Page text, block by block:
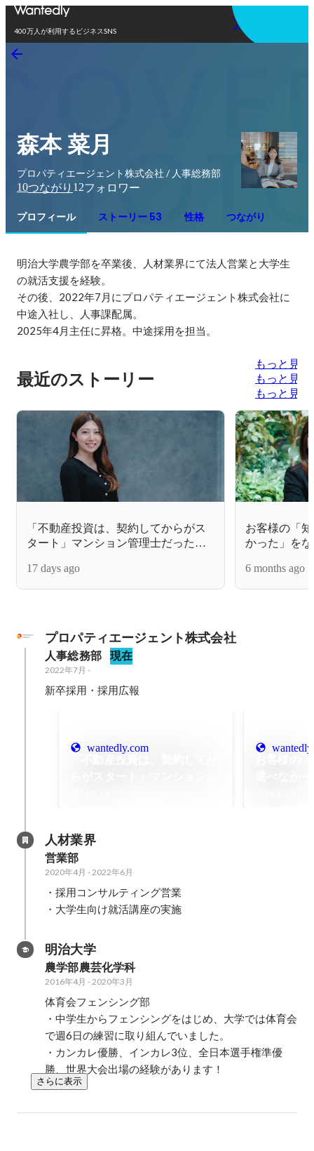
400万人が利用するビジネスSNS
アプリを使う
森本 菜月
プロパティエージェント株式会社 / 人事総務部
10つながり 12フォロワー
プロフィール ストーリー 53 性格 つながり
明治大学農学部を卒業後、人材業界にて法人営業と大学生
の就活支援を経験。
その後、2022年7月にプロパティエージェント株式会社に
中途入社し、人事課配属。
2025年4月主任に昇格。中途採用を担当。
最近のストーリー
もっと見る
もっと見る
もっと見る
「不動産投資は、契約してからがス
タート」マンション管理士だった私
ビュー】
17 days ago
お客様の「
かった」を
6 months ago
プロパティエージェント株式会社
人事総務部 現在
2022年7月 -
新卒採用・採用広報
wantedly.com
人材業界
営業部
2020年4月 - 2022年6月
・採用コンサルティング営業
・大学生向け就活講座の実施
明治大学
農学部農芸化学科
2016年4月 - 2020年3月
体育会フェンシング部
・中学生からフェンシングをはじめ、大学では体育会
で週6日の練習に取り組んでいました。
・カンカレ優勝、インカレ3位、全日本選手権準優
勝、世界大会出場の経験があります！
さらに表示